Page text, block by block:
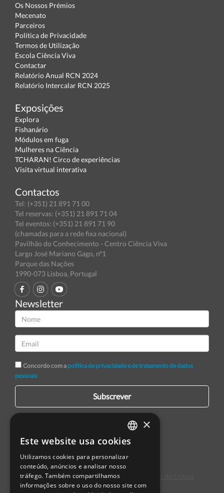
Os Nossos Prémios
Mecenato
Parceiros
Política de Privacidade
Termos de Utilização
Escola Ciência Viva
Contactar
Relatório Anual RCN 2024
Relatório Intercalar RCN 2025
Exposições
Explora
Fishanário
Módulos em fuga
Mulheres na Ciência
TCHARAN! Circo de experiências
Visita virtual interativa
Contactos
Tel: (+351) 21 891 71 00
Tel reservas: (+351) 21 891 71 04
Tel eventos: (+351) 21 891 71 90
(chamadas para a rede fixa nacional)
Pavilhão do Conhecimento - Centro Ciência Viva
Largo José Mariano Gago, nº1
Parque das Nações
1990-073 Lisboa, Portugal
Newsletter
Concordo com a política de privacidade e de tratamento de dados
pessoais
Subscrever
Centro de Arbitragem de Conflitos de Consumo de Lisboa
PORTUGUESE
ENGLISH
SPANISH
×
Este website usa cookies
Utilizamos cookies para personalizar
conteúdo, anúncios e analisar nosso
tráfego. Também compartilhamos
informações sobre o uso do nosso site com